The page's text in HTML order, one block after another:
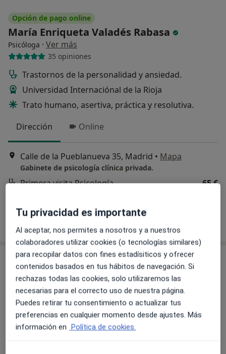
Opción de pago online
María Enriqueta Valadés Rabasa
Psicóloga · Ver más
35 opiniones
Trastornos de la personalidad y ansiedad.
Universidad Internaciónal de la Rioja
Trato humano, asertiva, práctica y resolutiva.
Dirección
Online
Calle de la Pueblanueva 35, Madrid • Mapa
Gabinete de psicología clínica privada.
Primera visita Psicología
65 €
Pedir una cita
Tu privacidad es importante
Al aceptar, nos permites a nosotros y a nuestros
colaboradores utilizar cookies (o tecnologías similares)
para recopilar datos con fines estadísiticos y ofrecer
contenidos basados en tus hábitos de navegación. Si
rechazas todas las cookies, solo utilizaremos las
necesarias para el correcto uso de nuestra página.
Puedes retirar tu consentimiento o actualizar tus
preferencias en cualquier momento desde ajustes. Más
información en Política de cookies.